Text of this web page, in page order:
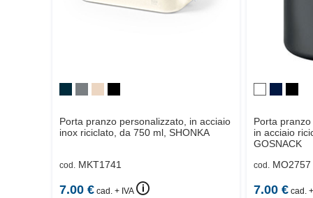
Porta pranzo personalizzato, in acciaio
inox riciclato, da 750 ml, SHONKA
cod. MKT1741
7.00 € cad. + IVA 🛈
Porta
in acciaio
GOSNACK
cod. MO2757
7.00€ cad.